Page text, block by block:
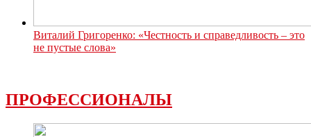
Виталий Григоренко: «Честность и справедливость – это
не пустые слова»
ПРОФЕССИОНАЛЫ